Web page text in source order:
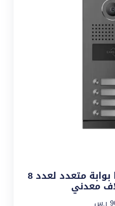
DRC-8ML/RF-كاميرا بوابة متعدد لعدد 8
معدني
ر.س